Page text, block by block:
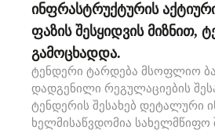
ინფრასტრუქტურის
ფაზის შესყიდვის მიზნით,
გამოცხადდა.
ტენდერი ტარდება მსოფლიო
დადგენილი რეგულაციების
ტენდერის შესახებ დეტალური
ხელმისაწვდომია სახელმწიფო